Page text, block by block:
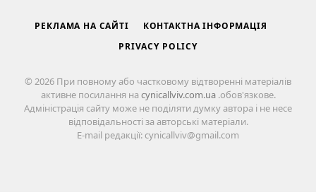
РЕКЛАМА НА САЙТІ
КОНТАКТНА ІНФОРМАЦІЯ
PRIVACY POLICY
© 2026 При повному або частковому відтворенні матеріалів
активне посилання на cynicallviv.com.ua .обов'язкове.
Адміністрація сайту може не поділяти думку автора і не несе
відповідальності за авторські матеріали.
E-mail редакції: cynicallviv@gmail.com